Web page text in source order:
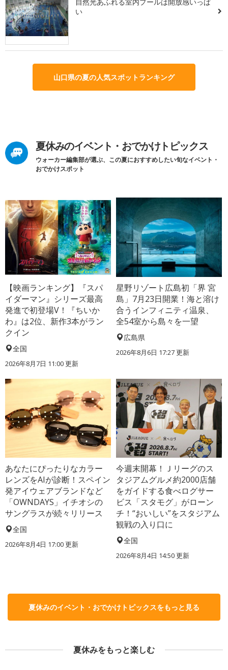
い
山口県の夏の人気スポットランキング
夏休みのイベント・おでかけトピックス
ウォーカー編集部が選ぶ、この夏におすすめしたい旬なイベント・
おでかけスポット
【映画ランキング】『スパ
イダーマン』シリーズ最高
発進で初登場V！『ちいか
わ』は2位、新作3本がラン
クイン
全国
2026年8月7日 11:00更新
星野リゾート広島初「界 宮
島」7月23日開業！海と溶け
合うインフィニティ温泉、
全54室から島々を一望
広島県
2026年8月6日 17:27更新
あなたにぴったりなカラー
レンズをAIが診断！スペイン
発アイウェアブランドなど
「OWNDAYS」イチオシの
サングラスが続々リリース
全国
2026年8月4日 17:00更新
今週末開幕！Ｊリーグのス
タジアムグルメ約2000店舗
をガイドする食べログサー
ビス「スタモグ」がローン
チ！“おいしい”をスタジアム
観戦の入り口に
全国
2026年8月4日 14:50更新
夏休みのイベント・おでかけトピックスをもっと見る
夏休みをもっと楽しむ